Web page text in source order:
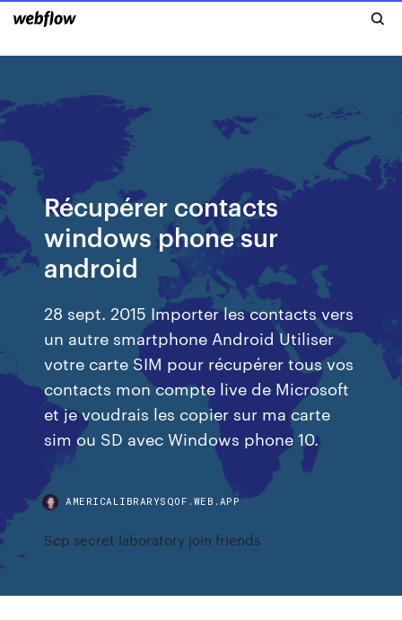
Récupérer contacts
windows phone sur
android
28 sept. 2015 Importer les contacts vers
un autre smartphone Android Utiliser
votre carte SIM pour récupérer tous vos
contacts mon compte live de Microsoft
et je voudrais les copier sur ma carte
sim ou SD avec Windows phone 10.
AMERICALIBRARYSQOF.WEB.APP
Scp secret laboratory join friends